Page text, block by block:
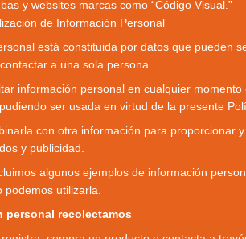
y websites marcas como “Código Visual.”
de Información Personal
está constituida por datos que pueden
a una sola persona.
información personal en cualquier
ser usada en virtud de la presente
con otra información para proporcionar
y publicidad.
algunos ejemplos de información
utilizarla.
personal recolectamos